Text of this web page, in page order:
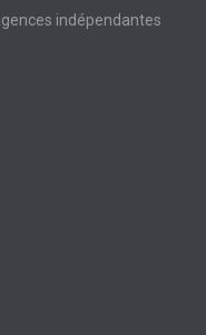
indépendantes